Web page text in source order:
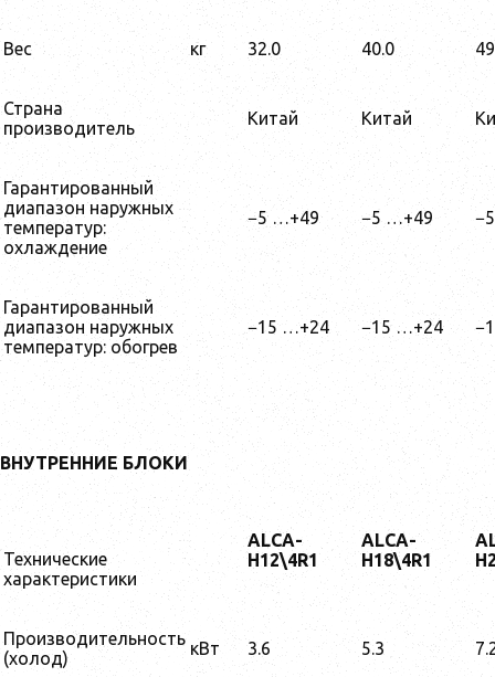
Вес кг 32.0 40.0
Страна
производитель
Китай Китай
Гарантированный
диапазон наружных
температур:
охлаждение
−5 …+49 −5 …+49
Гарантированный
диапазон наружных
температур: обогрев
−15 …+24 −15 …+24
ВНУТРЕННИЕ БЛОКИ
Технические
характеристики
ALCA-
H12\4R1
ALCA-
H18\4R1
Производительность
(холод)
кВт 3.6 5.3